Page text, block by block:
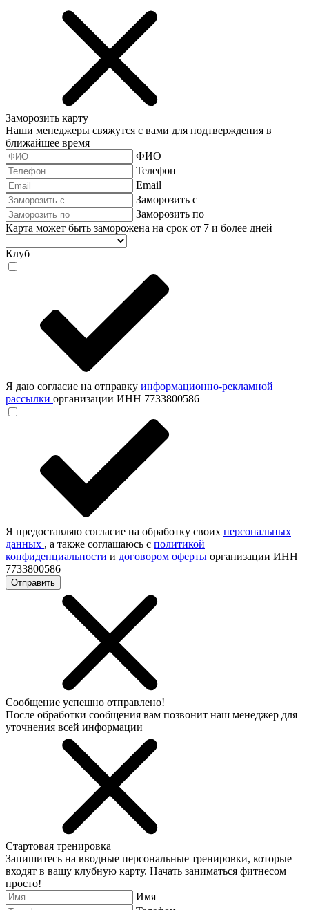
Заморозить карту
Наши менеджеры свяжутся с вами для подтверждения в
ближайшее время
ФИО
Телефон
Email
Заморозить с
Заморозить по
Карта может быть заморожена на срок от 7 и более дней
Клуб
Я даю согласие на отправку информационно-рекламной
рассылки организации ИНН 7733800586
Я предоставляю согласие на обработку своих персональных
данных , а также соглашаюсь с политикой
конфиденциальности и договором оферты организации ИНН
7733800586
Отправить
Сообщение успешно отправлено!
После обработки сообщения вам позвонит наш менеджер для
уточнения всей информации
Стартовая тренировка
Запишитесь на вводные персональные тренировки, которые
входят в вашу клубную карту. Начать заниматься фитнесом
просто!
Имя